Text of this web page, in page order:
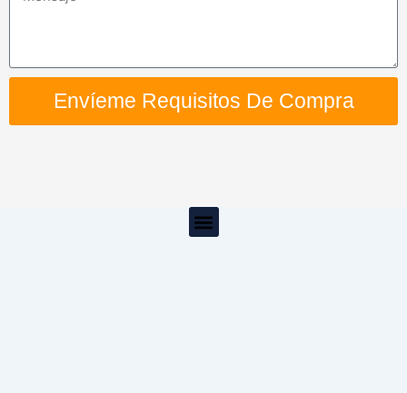
Envíeme Requisitos De Compra
Menú